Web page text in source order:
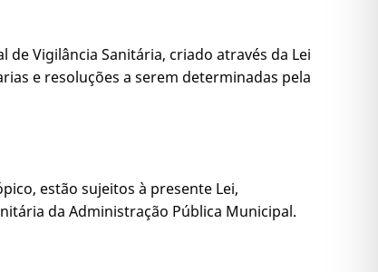
de Vigilância Sanitária, criado através da Lei
e resoluções a serem determinadas pela
estão sujeitos à presente Lei,
da Administração Pública Municipal.